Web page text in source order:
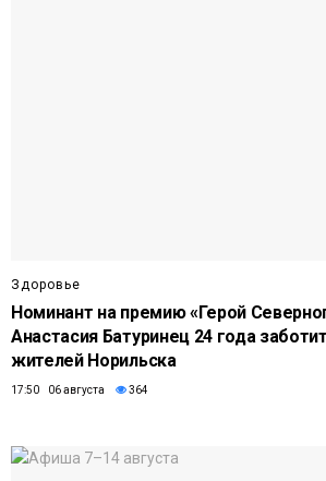
Здоровье
Номинант на премию «Герой
Анастасия Батуринец 24 года
жителей Норильска
17:50 06 августа 364